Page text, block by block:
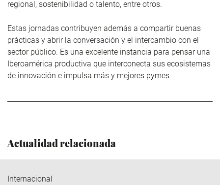
regional, sostenibilidad o talento, entre otros.
Estas jornadas contribuyen además a compartir buenas
prácticas y abrir la conversación y el intercambio con el
sector público. Es una excelente instancia para pensar una
Iberoamérica productiva que interconecta sus ecosistemas
de innovación e impulsa más y mejores pymes.
Actualidad relacionada
Internacional